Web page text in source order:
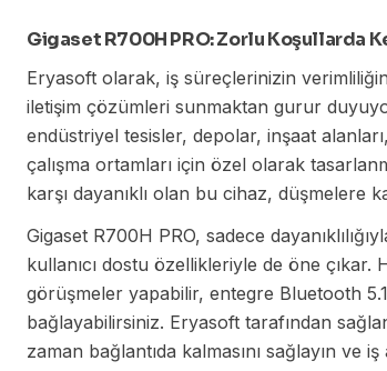
Gigaset R700H PRO: Zorlu Koşullarda
Eryasoft olarak, iş süreçlerinizin
iletişim çözümleri sunmaktan gurur
endüstriyel tesisler, depolar, inşaat
çalışma ortamları için özel olarak
karşı dayanıklı olan bu cihaz, düşmelere
Gigaset R700H PRO, sadece
kullanıcı dostu özellikleriyle de öne
görüşmeler yapabilir, entegre Bluetooth
bağlayabilirsiniz. Eryasoft tarafından
zaman bağlantıda kalmasını sağlayın ve iş